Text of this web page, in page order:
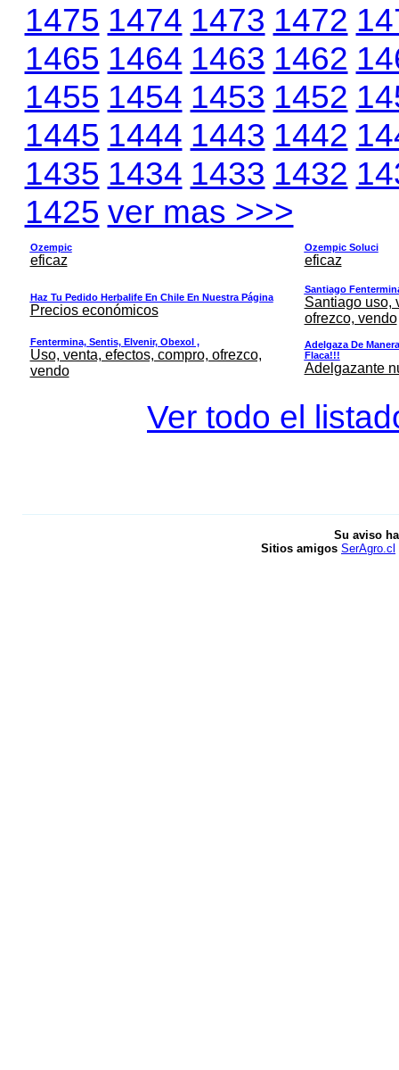
1475 1474 1473 1472
1465 1464 1463 1462
1455 1454 1453 1452
1445 1444 1443 1442
1435 1434 1433 1432
1425 ver mas >>>
Ozempic
eficaz
Ozempic Soluci
eficaz
Haz Tu Pedido Herbalife En Chile En Nuestra Página
Precios económicos
Santiago
Santiago uso,
ofrezco, vendo
Fentermina, Sentis, Elvenir, Obexol ,
Uso, venta, efectos, compro, ofrezco,
vendo
Adelgaza De
Flaca!!!
Adelgazante
Ver todo el
Su aviso
Sitios amigos SerAgro.cl